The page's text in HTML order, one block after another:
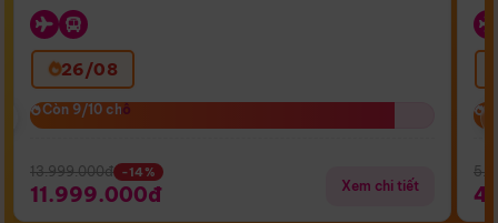
26/08
Còn 9/10 chỗ
Còn 9/10 chỗ
13.999.000đ -14%
11.999.000đ Xem chi tiết